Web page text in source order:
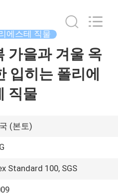
에스테 직물
가을과 겨울 옥
입히는 폴리에
직물
(본토)
Standard 100, SGS